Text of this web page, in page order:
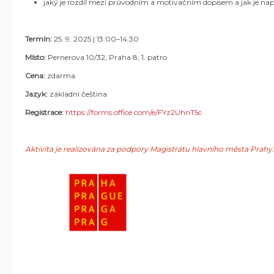
jaký je rozdíl mezi průvodním a motivačním dopisem a jak je
Termín: 25. 9. 2025 | 13:00–14:30
Místo: Pernerova 10/32, Praha 8, 1. patro
Cena: zdarma
Jazyk: základní čeština
Registrace: https://forms.office.com/e/FYz2UhnT5c
Aktivita je realizována za podpory Magistrátu hlavního města Prahy.